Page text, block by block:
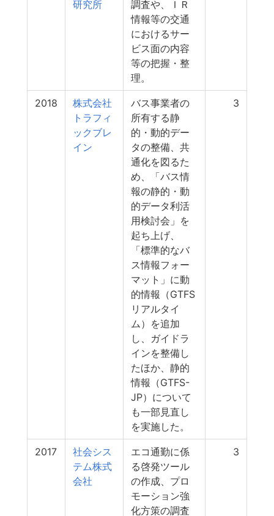
研究所
調査や、ＩＲ
情報等の交通
におけるサー
ビス面の内容
等の把握・整
理。
2018
株式会社
トラフィ
ックブレ
イン
バス事業者の
所有する静
的・動的デー
タの整備、共
通化を図るた
め、「バス情
報の静的・動
的データ利活
用検討会」を
起ち上げ、
「標準的なバ
ス情報フォー
マット」に動
的情報（GTFS
リアルタイ
ム）を追加
し、ガイドラ
インを整備し
たほか、静的
情報（GTFS-
JP）について
も一部見直し
を実施した。
3
2017
社会シス
テム株式
会社
エコ通勤に係
る啓発ツール
の作成、プロ
モーション強
化方策の調査
3